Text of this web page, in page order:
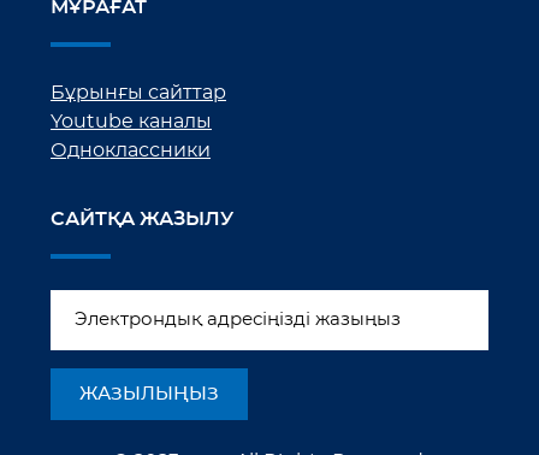
МҰРАҒАТ
Бұрынғы сайттар
Youtube каналы
Одноклассники
САЙТҚА ЖАЗЫЛУ